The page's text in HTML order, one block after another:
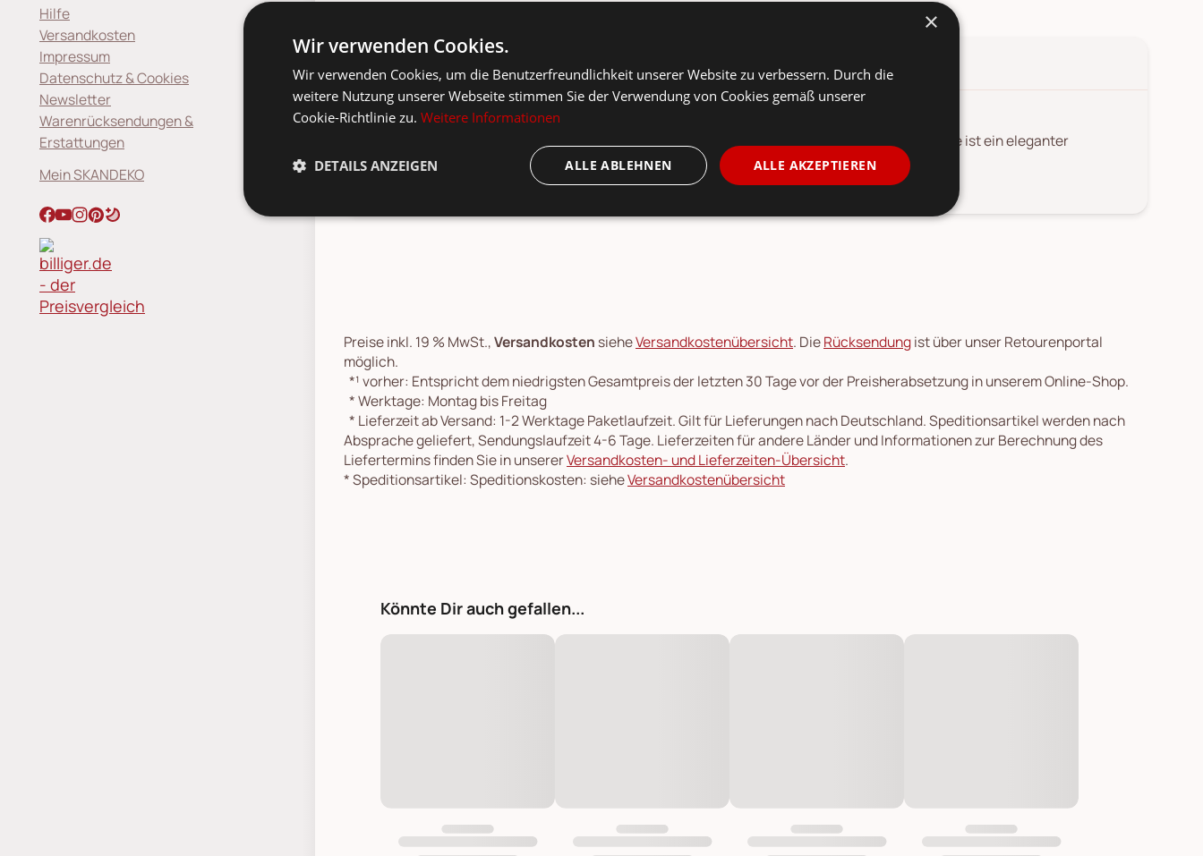
Hilfe
Versandkosten
Impressum
Datenschutz & Cookies
Newsletter
Warenrücksendungen &
Erstattungen
Mein SKANDEKO
Inge Spiegel, Brass, Glas von Bloomingville aus Dänemark. Der Inge Spiegel von Bloomingville ist ein eleganter
Tischspiegel mit schönem Messingrahmen und romantischem Look.
Preise inkl. 19 % MwSt.,Versandkosten sieheVersandkostenübersicht. DieRücksendungist über unser Retourenportal
möglich.
*¹vorher: Entspricht dem niedrigsten Gesamtpreis der letzten 30 Tage vor der Preisherabsetzung in unserem Online-Shop.
*Werktage: Montag bis Freitag
* Lieferzeit ab Versand: 1-2 Werktage Paketlaufzeit. Gilt für Lieferungen nach Deutschland. Speditionsartikel werden nach
Absprache geliefert, Sendungslaufzeit 4-6 Tage. Lieferzeiten für andere Länder und Informationen zur Berechnung des
Liefertermins finden Sie in unsererVersandkosten- und Lieferzeiten-Übersicht.
*Speditionsartikel: Speditionskosten: sieheVersandkostenübersicht
Könnte Dir auch gefallen...
×
Wir verwenden Cookies.
Wir verwenden Cookies, um die Benutzerfreundlichkeit unserer Website zu verbessern. Durch die
weitere Nutzung unserer Webseite stimmen Sie der Verwendung von Cookies gemäß unserer
Cookie-Richtlinie zu. Weitere Informationen
ALLE AKZEPTIEREN
ALLE ABLEHNEN
DETAILS ANZEIGEN